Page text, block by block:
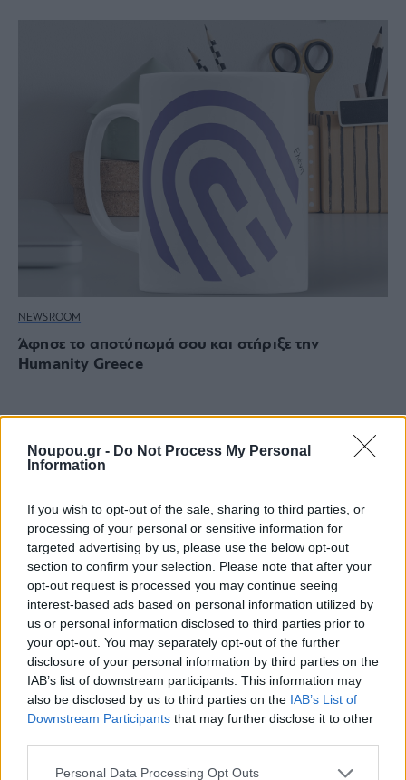
Noupou.gr - Do Not Process My Personal
Information
If you wish to opt-out of the sale, sharing to third parties, or
processing of your personal or sensitive information for
targeted advertising by us, please use the below opt-out
section to confirm your selection. Please note that after your
opt-out request is processed you may continue seeing
interest-based ads based on personal information utilized by
us or personal information disclosed to third parties prior to
your opt-out. You may separately opt-out of the further
disclosure of your personal information by third parties on the
IAB’s list of downstream participants. This information may
also be disclosed by us to third parties on the IAB’s List of
Downstream Participants that may further disclose it to other
Please note that this website/app uses one or more Google
Personal Data Processing Opt Outs
NEWSROOM
Άφησε το αποτύπωμά σου και στήριξε την
Humanity Greece
PETS
Petamazon.gr: Βρήκαμε από πού θα πάρεις
όμορφα δώρα για το κατοικίδιό σου